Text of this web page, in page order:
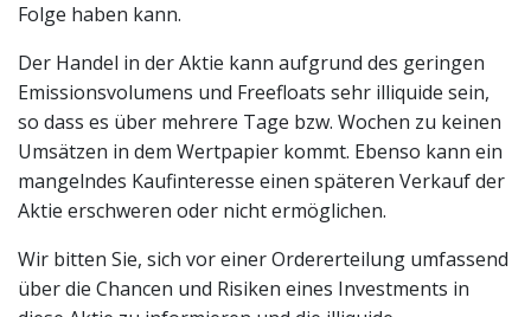
Folge haben kann.
Der Handel in der Aktie kann aufgrund des geringen
Emissionsvolumens und Freefloats sehr illiquide sein,
so dass es über mehrere Tage bzw. Wochen zu keinen
Umsätzen in dem Wertpapier kommt. Ebenso kann ein
mangelndes Kaufinteresse einen späteren Verkauf der
Aktie erschweren oder nicht ermöglichen.
Wir bitten Sie, sich vor einer Ordererteilung umfassend
über die Chancen und Risiken eines Investments in